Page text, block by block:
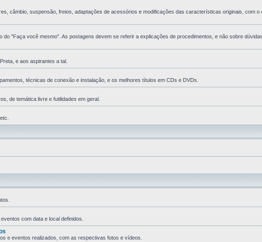
câmbio, suspensão, freios, adaptações de acessórios e modificações das características originais, com o
"Faça você mesmo". As postagens devem se referir a explicações de procedimentos, e não sobre
e aos aspirantes a tal.
técnicas de conexão e instalação, e os melhores tí­tulos em CDs e DVDs.
de temática livre e futilidades em geral.
com data e local definidos.
e eventos realizados, com as respectivas fotos e vídeos.